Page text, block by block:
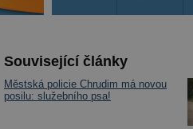
Související články
Městská policie Chrudim má novou
posilu: služebního psa!